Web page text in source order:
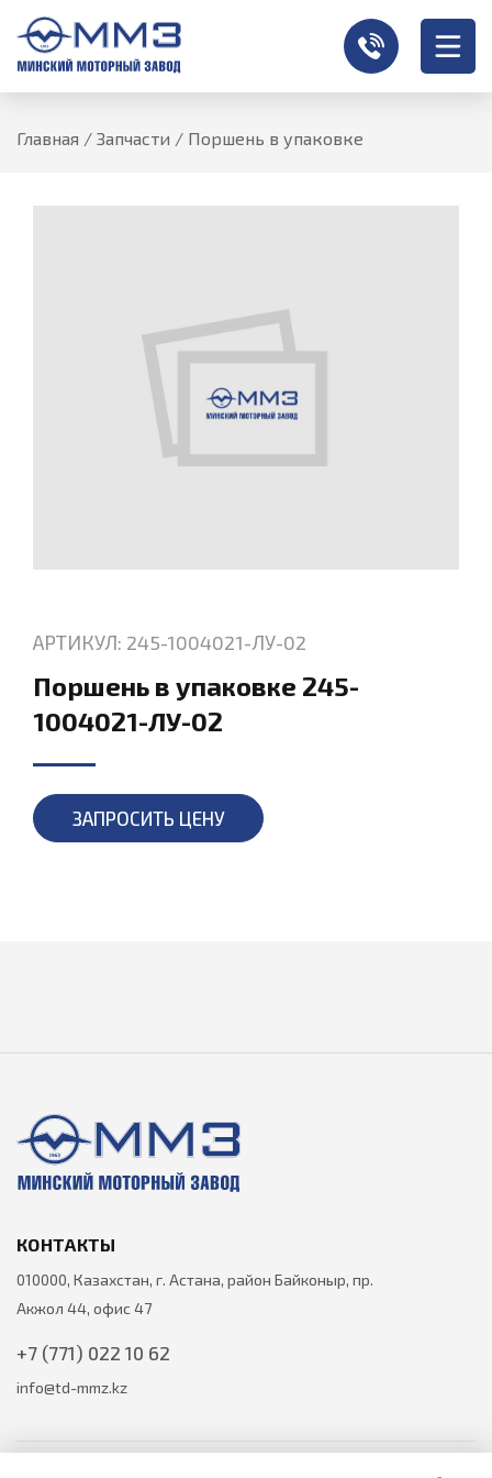
Главная / Запчасти / Поршень в упаковке
АРТИКУЛ: 245-1004021-ЛУ-02
Поршень в упаковке 245-
1004021-ЛУ-02
ЗАПРОСИТЬ ЦЕНУ
КОНТАКТЫ
010000, Казахстан, г. Астана, район Байконыр, пр.
Акжол 44, офис 47
+7 (771) 022 10 62
info@td-mmz.kz